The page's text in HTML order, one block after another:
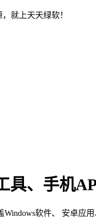
就上天天绿软！
具、手机
软件、 安卓应